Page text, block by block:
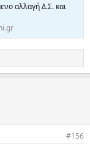
αλλαγή Δ.Σ. και
#156